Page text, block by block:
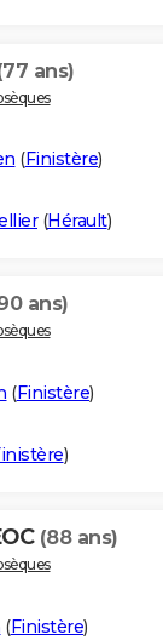
ans)
(Finistère)
(Hérault)
ans)
(Finistère)
)
(88 ans)
(Finistère)